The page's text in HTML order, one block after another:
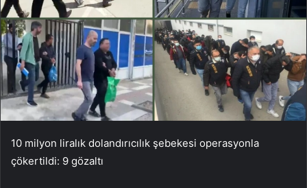
10 milyon liralık dolandırıcılık şebekesi operasyonla
çökertildi: 9 gözaltı